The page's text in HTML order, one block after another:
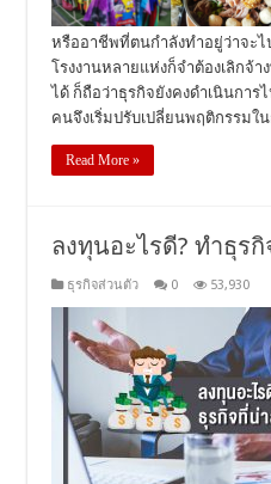
หรืออาชีพที่ตนกำลังทำอยู่ว่าจะ
โรงงานหลายแห่งก็จำต้องเลิกจ้
ได้ ก็ถือว่าธุรกิจยังคงดำเนินกา
คนจึงเริ่มปรับเปลี่ยนพฤติกรรม
Read More »
ลงทุนอะไรดี? ทำธุร
ธุรกิจส่วนตัว 0 53,930